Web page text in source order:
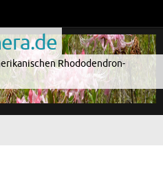
Rhododendron-